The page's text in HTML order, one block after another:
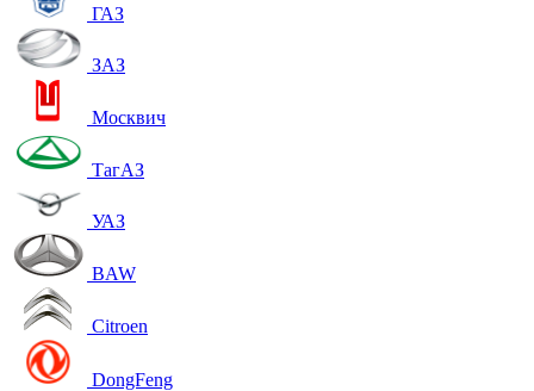
ГАЗ
ЗАЗ
Москвич
ТагАЗ
УАЗ
BAW
Citroen
DongFeng